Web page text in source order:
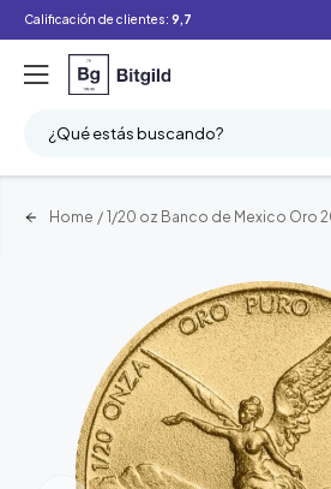
Calificación de clientes: 9,7
¿Qué estás buscando?
Home / 1/20 oz Banco de Mexico Oro